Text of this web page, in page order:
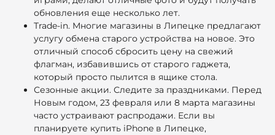
обновления еще несколько лет.
Trade-in. Многие магазины в Липецке предлагают
услугу обмена старого устройства на новое. Это
отличный способ сбросить цену на свежий
флагман, избавившись от старого гаджета,
который просто пылится в ящике стола.
Сезонные акции. Следите за праздниками. Перед
Новым годом, 23 февраля или 8 марта магазины
часто устраивают распродажи. Если вы
планируете купить iPhone в Липецке,